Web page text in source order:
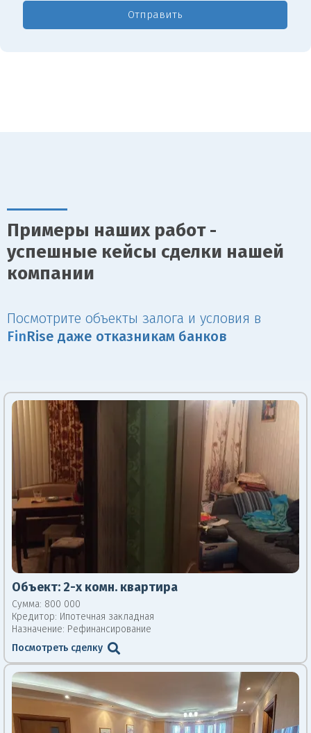
Отправить
Примеры наших работ -
успешные кейсы сделки нашей
компании
Посмотрите объекты залога и условия в
Fin Rise даже отказникам банков
Объект: 2-х комн. квартира
Сумма: 800 000
Кредитор: Ипотечная закладная
Назначение: Рефинансирование
Посмотреть сделку